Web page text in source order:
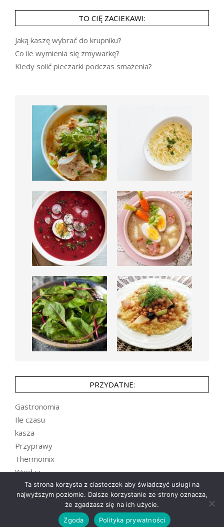
TO CIĘ ZACIEKAWI:
Jaką kaszę wybrać do krupniku?
Co ile wymienia się zmywarkę?
Kiedy solić pieczarki podczas smażenia?
PRZYDATNE:
Gastronomia
Ile czasu
kasza
Przyprawy
Thermomix
Wiedza
Zupy
Designed usingUnos. Powered byWordPress
Ta strona korzysta z ciasteczek aby świadczyć usługi na
najwyższym poziomie. Dalsze korzystanie ze strony oznacza,
że zgadzasz się na ich użycie.
Zgoda
Polityka prywatności